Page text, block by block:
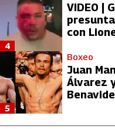
VIDEO |
con
4
Boxeo
Juan
Álvarez
5